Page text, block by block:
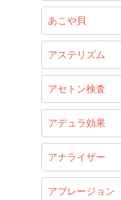
あこや貝
アステリズム
アセトン検査
アデュラ効果
アナライザー
アブレージョン